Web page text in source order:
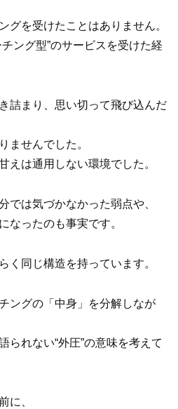
グを受けたことはありません。
ング型”のサービスを受けた経
詰まり、思い切って飛び込んだ
ませんでした。
えは通用しない環境でした。
では気づかなかった弱点や、
なったのも事実です。
く同じ構造を持っています。
ングの「中身」を分解しなが
られない“外圧”の意味を考えて
に、